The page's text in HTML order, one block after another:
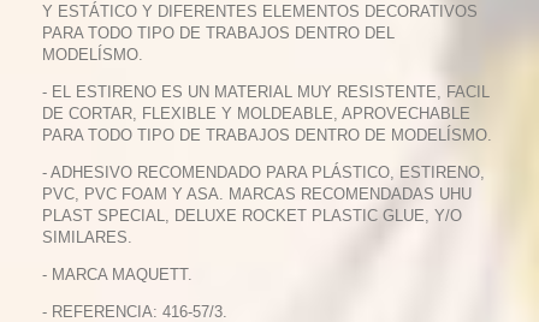
Y ESTÁTICO Y DIFERENTES ELEMENTOS DECORATIVOS
PARA TODO TIPO DE TRABAJOS DENTRO DEL
MODELÍSMO.
- EL ESTIRENO ES UN MATERIAL MUY RESISTENTE, FACIL
DE CORTAR, FLEXIBLE Y MOLDEABLE, APROVECHABLE
PARA TODO TIPO DE TRABAJOS DENTRO DE MODELÍSMO.
- ADHESIVO RECOMENDADO PARA PLÁSTICO, ESTIRENO,
PVC, PVC FOAM Y ASA. MARCAS RECOMENDADAS UHU
PLAST SPECIAL, DELUXE ROCKET PLASTIC GLUE, Y/O
SIMILARES.
- MARCA MAQUETT.
- REFERENCIA: 416-57/3.